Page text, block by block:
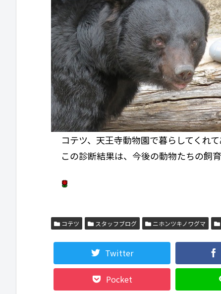
コテツ、天王寺動物園で暮らしてくれて
この診断結果は、今後の動物たちの飼
コテツ スタッフブログ ニホンツキノワグマ
Twitter
Pocket